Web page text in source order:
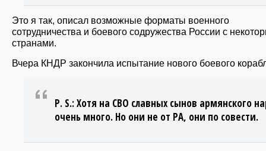
Это я так, описал возможные форматы военного
сотрудничества и боевого содружества России с
странами.
Вчера КНДР закончила испытание нового боевого
Р. S.: Хотя на СВО славных сынов армянского
очень много. Но они не от РА, они по совести.